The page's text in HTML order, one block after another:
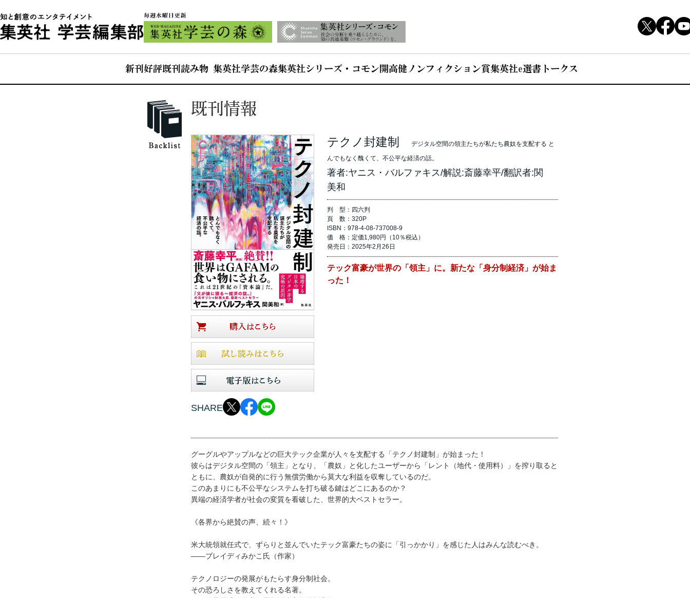
新刊 好評既刊 読み物 集英社学芸の森集英社シリーズ・コモン 開高健ノンフィクション賞集英社e選書トークス
既刊情報
SHARE
テクノ封建制
デジタル空間の領主たちが私たち農奴を支配する と
んでもなく醜くて、不公平な経済の話。
著者:ヤニス・バルファキス/解説:斎藤幸平/翻訳者:関
美和
判 型：四六判
頁 数：320P
ISBN：978-4-08-737008-9
価 格：定価1,980円（10％税込）
発売日：2025年2月26日
テック富豪が世界の「領主」に。新たな「身分制経済」が始ま
った！
グーグルやアップルなどの巨大テック企業が人々を支配する「テクノ封建制」が始まった！
彼らはデジタル空間の「領主」となり、「農奴」と化したユーザーから「レント（地代・使用料）」を搾り取ると
ともに、農奴が自発的に行う無償労働から莫大な利益を収奪しているのだ。
このあまりにも不公平なシステムを打ち破る鍵はどこにあるのか？
異端の経済学者が社会の変質を看破した、世界的大ベストセラー。
《各界から絶賛の声、続々！》
米大統領就任式で、ずらりと並んでいたテック富豪たちの姿に「引っかかり」を感じた人はみんな読むべき。
――ブレイディみかこ氏（作家）
テクノロジーの発展がもたらす身分制社会。
その恐ろしさを教えてくれる名著。